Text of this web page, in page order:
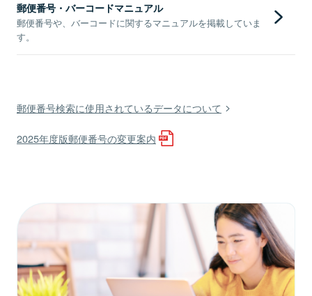
郵便番号・バーコードマニュアル
郵便番号や、バーコードに関するマニュアルを掲載していま
す。
郵便番号検索に使用されているデータについて
2025年度版郵便番号の変更案内